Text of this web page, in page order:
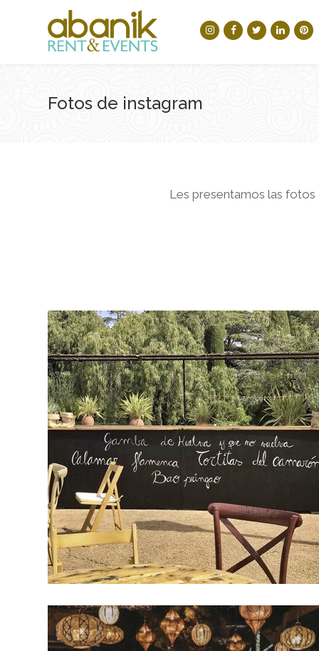
Fotos de instagram
Les presentamos las fotos
Chiringuito doble techo cañizo y pizarra
Aperitivo con chiringuito doble con pizarra y sillas crossback y plegables.